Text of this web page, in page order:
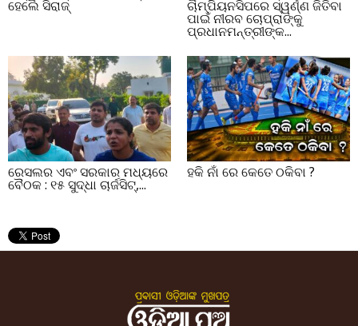
ହେଲେ ସିରାଜ୍‌ ଚାମ୍ପିୟନସିପରେ ସ୍ୱର୍ଣ୍ଣ ଜିତିବା
ପାଇଁ ନୀରବ ଚୋପ୍ରାଙ୍କୁ
ପ୍ରଧାନମନ୍ତ୍ରୀଙ୍କ...
ରେସଲର ଏବଂ ସରକାର ମଧ୍ୟରେ
ବୈଠକ : ୧୫ ସୁଦ୍ଧା ଚାର୍ଜସିଟ୍,...
ହକି ନାଁ ରେ କେତେ ଠକିବା ?